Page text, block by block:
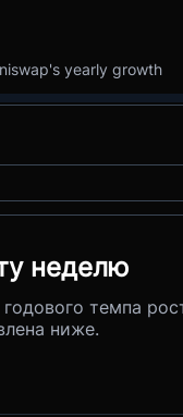
yearly growth
неделю
темпа
ниже.